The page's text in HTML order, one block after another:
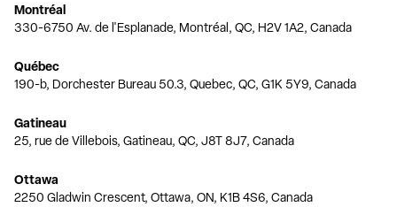
Montréal
330-6750 Av. de l'Esplanade, Montréal, QC, H2V 1A2, Canada
Québec
190-b, Dorchester Bureau 50.3, Quebec, QC, G1K 5Y9, Canada
Gatineau
25, rue de Villebois, Gatineau, QC, J8T 8J7, Canada
Ottawa
2250 Gladwin Crescent, Ottawa, ON, K1B 4S6, Canada